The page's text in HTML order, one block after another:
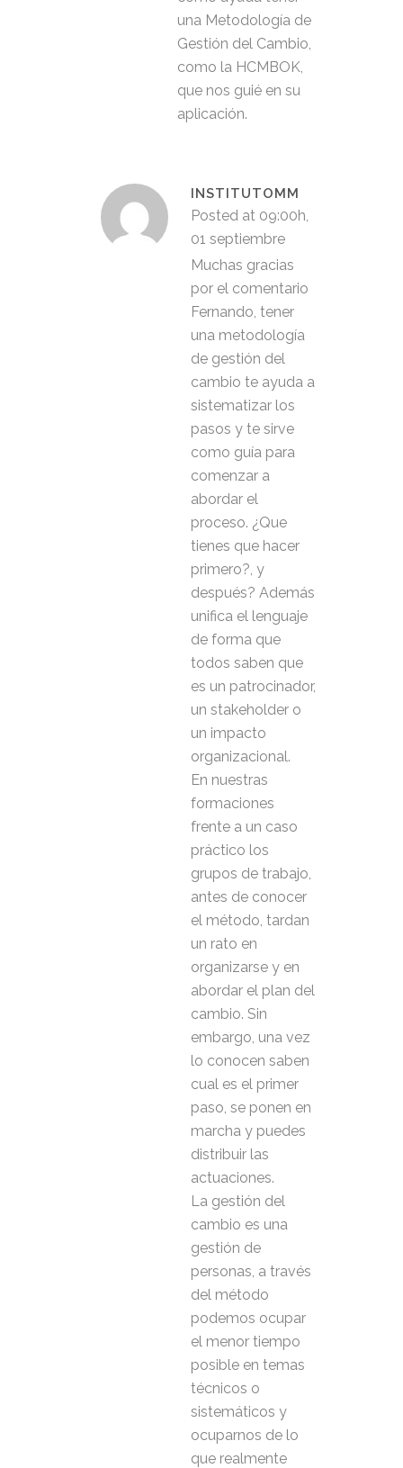
una Metodología de
Gestión del Cambio,
como la HCMBOK,
que nos guié en su
aplicación.
INSTITUTOMM
Posted at 09:00h,
01 septiembre
Muchas gracias
por el comentario
Fernando, tener
una metodología
de gestión del
cambio te ayuda a
sistematizar los
pasos y te sirve
como guía para
comenzar a
abordar el
proceso. ¿Que
tienes que hacer
primero?, y
después? Además
unifica el lenguaje
de forma que
todos saben que
es un patrocinador,
un stakeholder o
un impacto
organizacional.
En nuestras
formaciones
frente a un caso
práctico los
grupos de trabajo,
antes de conocer
el método, tardan
un rato en
organizarse y en
abordar el plan del
cambio. Sin
embargo, una vez
lo conocen saben
cual es el primer
paso, se ponen en
marcha y puedes
distribuir las
actuaciones.
La gestión del
cambio es una
gestión de
personas, a través
del método
podemos ocupar
el menor tiempo
posible en temas
técnicos o
sistemáticos y
ocuparnos de lo
que realmente